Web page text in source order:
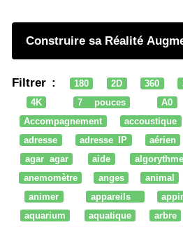
Construire sa Réalité
Filtrer : 180 2D 360
4K
7 pouces A0
Accompagnement
accoustique
adresse
adresse IP aérien
agar agar
aide algorythme
anemomètre
anges animal
animer
appareils
aquarium
aquatique arbre